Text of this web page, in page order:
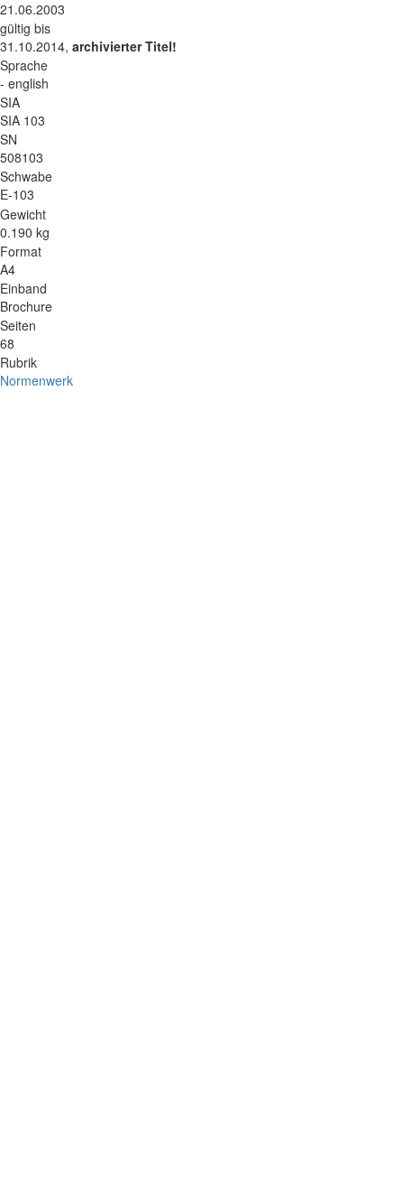
21.06.2003
gültig bis
31.10.2014, archivierter Titel!
Sprache
- english
SIA
SIA 103
SN
508103
Schwabe
E-103
Gewicht
0.190 kg
Format
A4
Einband
Brochure
Seiten
68
Rubrik
Normenwerk